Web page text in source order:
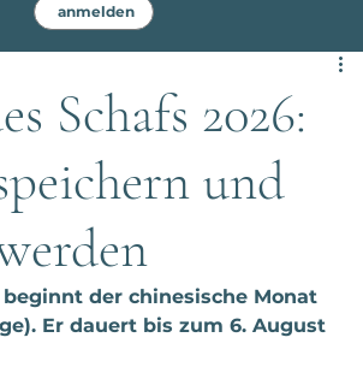
Schafs 2026:
und
beginnt der chinesische Monat
Er dauert bis zum 6. August
anmelden